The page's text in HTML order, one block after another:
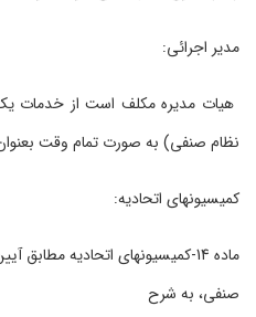
مدیر اجرائی:
نظام صنفی) به صورت تمام وقت بعنوان
کمیسیون‏های اتحادیه:
صنفی، به شرح